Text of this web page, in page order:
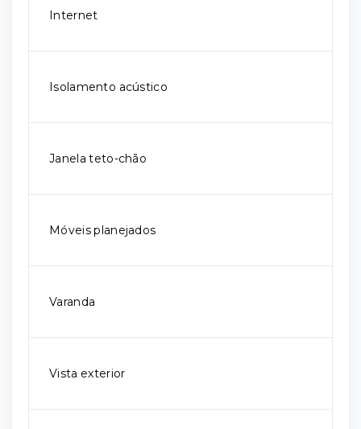
Internet
Isolamento acústico
Janela teto-chão
Móveis planejados
Varanda
Vista exterior